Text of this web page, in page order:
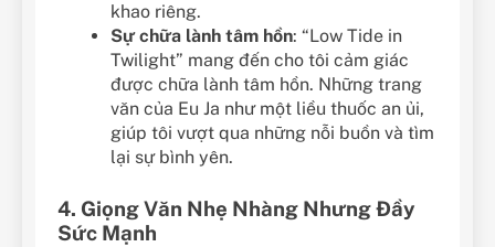
khao riêng.
Sự chữa lành tâm hồn: “Low Tide in
Twilight” mang đến cho tôi cảm giác
được chữa lành tâm hồn. Những trang
văn của Eu Ja như một liều thuốc an ủi,
giúp tôi vượt qua những nỗi buồn và tìm
lại sự bình yên.
4. Giọng Văn Nhẹ Nhàng Nhưng Đầy
Sức Mạnh